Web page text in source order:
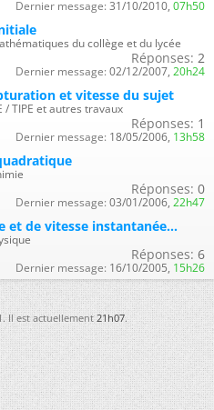
Dernier message: 31/10/2010, 07h50
du collège et du lycée
Réponses: 2
Dernier message: 02/12/2007, 20h24
et vitesse du sujet
/ TIPE et autres travaux
Réponses: 1
Dernier message: 18/05/2006, 13h58
Réponses: 0
Dernier message: 03/01/2006, 22h47
et de vitesse instantanée...
Réponses: 6
Dernier message: 16/10/2005, 15h26
Il est actuellement21h07.